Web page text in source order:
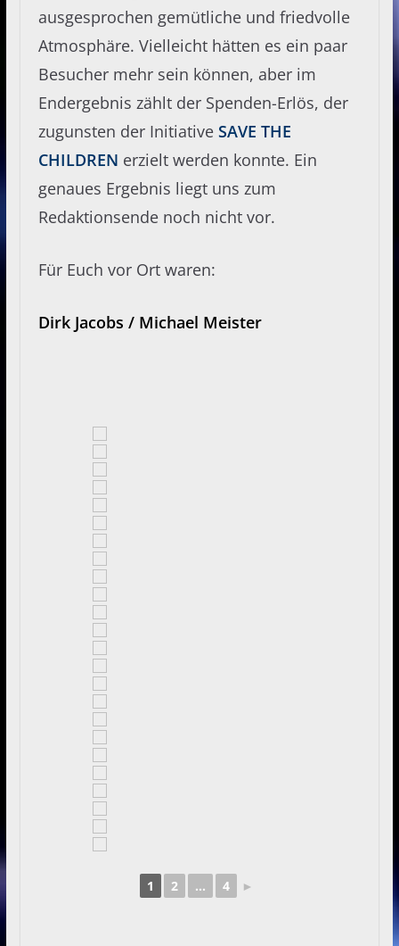
ausgesprochen gemütliche und friedvolle
Atmosphäre. Vielleicht hätten es ein paar
Besucher mehr sein können, aber im
Endergebnis zählt der Spenden-Erlös, der
zugunsten der Initiative SAVE THE
CHILDREN erzielt werden konnte. Ein
genaues Ergebnis liegt uns zum
Redaktionsende noch nicht vor.
Für Euch vor Ort waren:
Dirk Jacobs / Michael Meister
1 2 ... 4 ►